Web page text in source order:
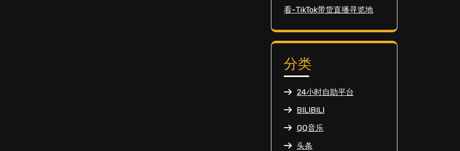
看-TikTok带货直播寻览地
分类
24小时自助平台
BILIBILI
QQ音乐
头条